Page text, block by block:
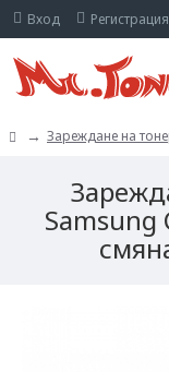
Вход Регистрация
Зареждане на
Samsung